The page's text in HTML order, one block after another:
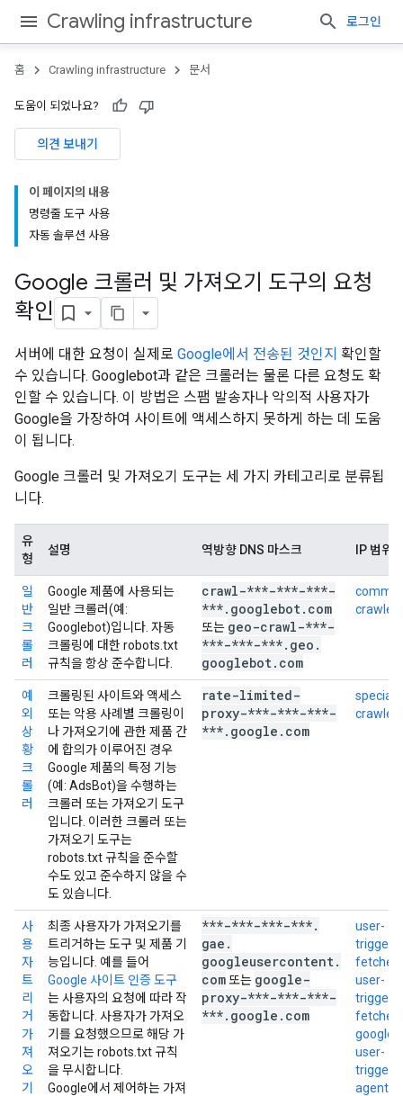
Crawling infrastructure 로그인
홈 Crawling infrastructure 문서
도움이 되었나요?
의견 보내기
이 페이지의 내용
명령줄 도구 사용
자동 솔루션 사용
Google 크롤러 및 가져오기 도구의 요청
확인
서버에 대한 요청이 실제로 Google에서 전송된 것인지 확인할
수 있습니다. Googlebot과 같은 크롤러는 물론 다른 요청도 확
인할 수 있습니다. 이 방법은 스팸 발송자나 악의적 사용자가
Google을 가장하여 사이트에 액세스하지 못하게 하는 데 도움
이 됩니다.
Google 크롤러 및 가져오기 도구는 세 가지 카테고리로 분류됩
니다.
유
형
설명 역방향 DNS 마스크 IP 범위
일
반
크
롤
러
Google 제품에 사용되는
일반 크롤러(예:
Googlebot)입니다. 자동
크롤링에 대한 robots.txt
규칙을 항상 준수합니다.
crawl-***-***-***-
***. googlebot. com
또는 geo-crawl-***-
***-***-***. geo .
googlebot. com
예
외
상
황
크
롤
러
크롤링된 사이트와 액세스
또는 악용 사례별 크롤링이
나 가져오기에 관한 제품 간
에 합의가 이루어진 경우
Google 제품의 특정 기능
(예: AdsBot)을 수행하는
크롤러 또는 가져오기 도구
입니다. 이러한 크롤러 또는
가져오기 도구는
robots.txt 규칙을 준수할
수도 있고 준수하지 않을 수
도 있습니다.
rate-limited-
proxy-***-***-***-
***. google . com
special-
사
용
자
트
리
거
가
져
오
기
최종 사용자가 가져오기를
트리거하는 도구 및 제품 기
능입니다. 예를 들어
Google 사이트 인증 도구
는 사용자의 요청에 따라 작
동합니다. 사용자가 가져오
기를 요청했으므로 해당 가
져오기는 robots.txt 규칙
을 무시합니다.
Google에서 제어하는 가져
***-***-***-***.
gae .
googleusercontent.
com 또는 google-
proxy-***-***-***-
***. google . com
user-
user-
user-